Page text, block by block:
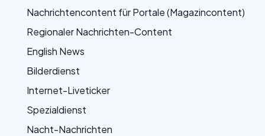
Nachrichtencontent für Portale (Magazincontent)
Regionaler Nachrichten-Content
English News
Bilderdienst
Internet-Liveticker
Spezialdienst
Nacht-Nachrichten